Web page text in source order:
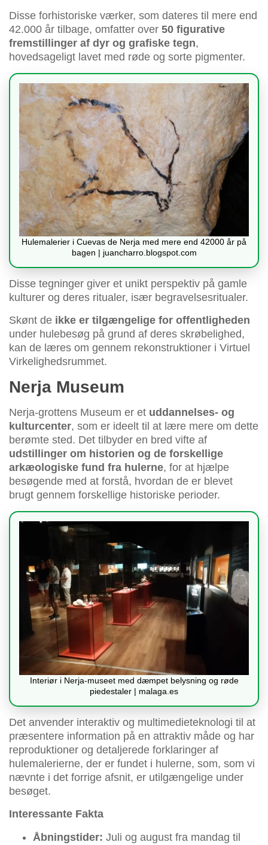
Disse forhistoriske værker, som dateres til mere end
42.000 år tilbage, omfatter over 50 figurative
fremstillinger af dyr og grafiske tegn,
hovedsageligt lavet med røde og sorte pigmenter.
Hulemalerier i Cuevas de Nerja med mere end 42000 år på
bagen | juancharro.blogspot.com
Disse tegninger giver et unikt perspektiv på gamle
kulturer og deres ritualer, især begravelsesritualer.
Skønt de ikke er tilgængelige for offentligheden
under hulebesøg på grund af deres skrøbelighed,
kan de læres om gennem rekonstruktioner i Virtuel
Virkelighedsrummet.
Nerja Museum
Nerja-grottens Museum er et uddannelses- og
kulturcenter, som er ideelt til at lære mere om dette
berømte sted. Det tilbyder en bred vifte af
udstillinger om historien og de forskellige
arkæologiske fund fra hulerne, for at hjælpe
besøgende med at forstå, hvordan de er blevet
brugt gennem forskellige historiske perioder.
Interiør i Nerja-museet med dæmpet belysning og røde
piedestaler | malaga.es
Det anvender interaktiv og multimedieteknologi til at
præsentere information på en attraktiv måde og har
reproduktioner og detaljerede forklaringer af
hulemalerierne, der er fundet i hulerne, som, som vi
nævnte i det forrige afsnit, er utilgængelige under
besøget.
Interessante Fakta
Åbningstider: Juli og august fra mandag til